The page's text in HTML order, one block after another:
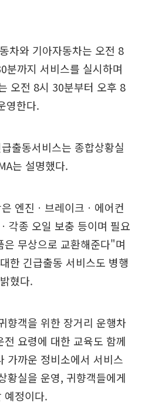
차와 기아자동차는 오전 8
분까지 서비스를 실시하며
오전 8시 30분부터 오후 8
영한다.
출동서비스는 종합상황실
는 설명했다.
엔진ㆍ브레이크ㆍ에어컨
각종 오일 보충 등이며 필요
무상으로 교환해준다"며
한 긴급출동 서비스도 병행
혔다.
향객을 위한 장거리 운행차
요령에 대한 교육도 함께
가까운 정비소에서 서비스
황실을 운영, 귀향객들에게
예정이다.